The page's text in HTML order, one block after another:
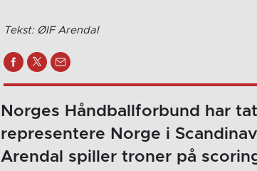
Tekst: ØIF Arendal
Norges Håndballforbund har
representere Norge i
Arendal spiller troner på